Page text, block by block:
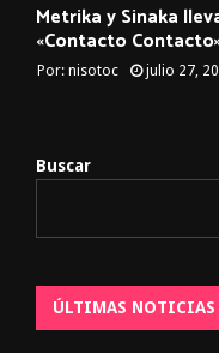
Metrika y Sinaka
«Contacto
Por: nisotoc julio 27,
Buscar
ÚLTIMAS NOTICIAS